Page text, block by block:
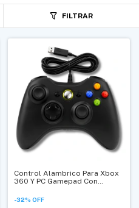
FILTRAR
Control Alambrico Para Xbox
360 Y PC Gamepad Con
-32% OFF